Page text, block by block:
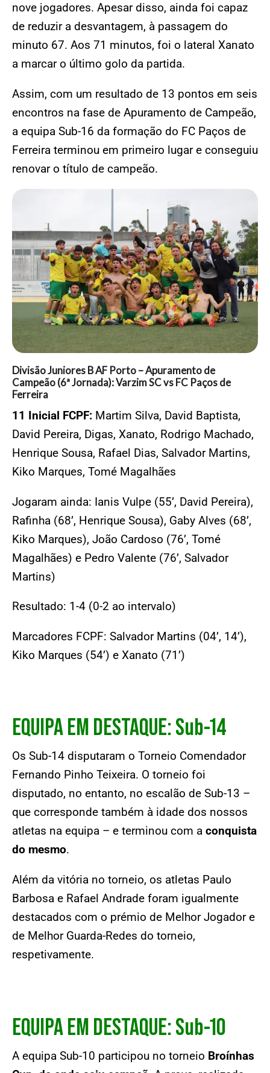
nove jogadores. Apesar disso, ainda foi capaz
de reduzir a desvantagem, à passagem do
minuto 67. Aos 71 minutos, foi o lateral Xanato
a marcar o último golo da partida.
Assim, com um resultado de 13 pontos em seis
encontros na fase de Apuramento de Campeão,
a equipa Sub-16 da formação do FC Paços de
Ferreira terminou em primeiro lugar e conseguiu
renovar o título de campeão.
Divisão Juniores B AF Porto – Apuramento de
Campeão (6ª Jornada): Varzim SC vs FC Paços de
Ferreira
11 Inicial FCPF: Martim Silva, David Baptista,
David Pereira, Digas, Xanato, Rodrigo Machado,
Henrique Sousa, Rafael Dias, Salvador Martins,
Kiko Marques, Tomé Magalhães
Jogaram ainda: Ianis Vulpe (55’, David Pereira),
Rafinha (68’, Henrique Sousa), Gaby Alves (68’,
Kiko Marques), João Cardoso (76’, Tomé
Magalhães) e Pedro Valente (76’, Salvador
Martins)
Resultado: 1-4 (0-2 ao intervalo)
Marcadores FCPF: Salvador Martins (04’, 14’),
Kiko Marques (54’) e Xanato (71’)
EQUIPA EM DESTAQUE: Sub-14
Os Sub-14 disputaram o Torneio Comendador
Fernando Pinho Teixeira. O torneio foi
disputado, no entanto, no escalão de Sub-13 –
que corresponde também à idade dos nossos
atletas na equipa – e terminou com a conquista
do mesmo.
Além da vitória no torneio, os atletas Paulo
Barbosa e Rafael Andrade foram igualmente
destacados com o prémio de Melhor Jogador e
de Melhor Guarda-Redes do torneio,
respetivamente.
EQUIPA EM DESTAQUE: Sub-10
A equipa Sub-10 participou no torneio Broínhas